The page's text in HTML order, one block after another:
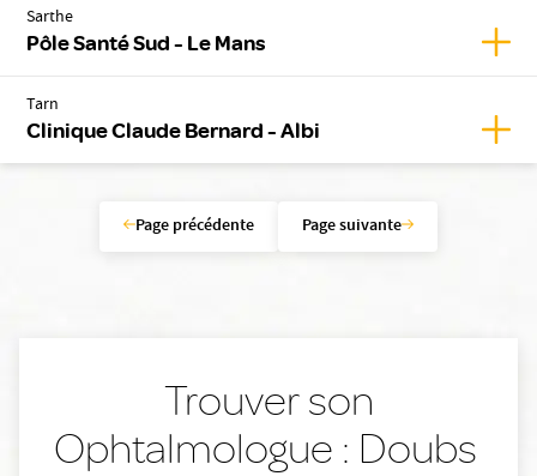
Sarthe
Pôle Santé Sud - Le Mans
Tarn
Clinique Claude Bernard - Albi
Page précédente Page suivante
Trouver son
Ophtalmologue : Doubs